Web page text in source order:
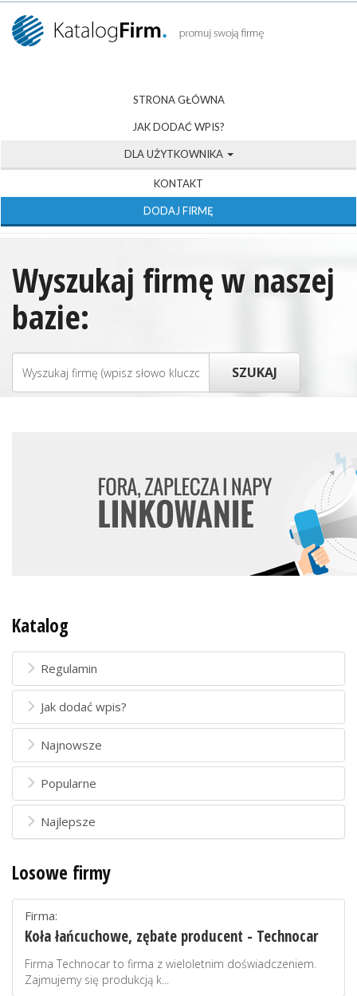
STRONA GŁÓWNA
JAK DODAĆ WPIS?
DLA UŻYTKOWNIKA
KONTAKT
DODAJ FIRMĘ
Wyszukaj firmę w naszej
bazie:
Katalog
Regulamin
Jak dodać wpis?
Najnowsze
Popularne
Najlepsze
Losowe firmy
Firma:
Koła łańcuchowe, zębate producent - Technocar
Firma Technocar to firma z wieloletnim doświadczeniem.
Zajmujemy się produkcją k...